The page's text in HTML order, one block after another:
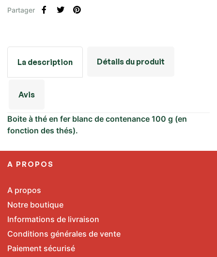
Partager
La description Détails du produit
Avis
Boite à thé en fer blanc de contenance 100 g (en
fonction des thés).
A PROPOS
A propos
Notre boutique
Informations de livraison
Conditions générales de vente
Paiement sécurisé